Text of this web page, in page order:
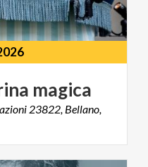
magica
23822, Bellano,